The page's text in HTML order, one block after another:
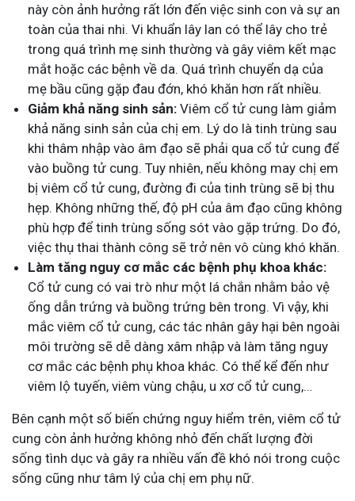
này còn ảnh hưởng rất lớn đến việc sinh con và sự an
toàn của thai nhi. Vi khuẩn lây lan có thể lây cho trẻ
trong quá trình mẹ sinh thường và gây viêm kết mạc
mắt hoặc các bệnh về da. Quá trình chuyển dạ của
mẹ bầu cũng gặp đau đớn, khó khăn hơn rất nhiều.
Giảm khả năng sinh sản: Viêm cổ tử cung làm giảm
khả năng sinh sản của chị em. Lý do là tinh trùng sau
khi thâm nhập vào âm đạo sẽ phải qua cổ tử cung để
vào buồng tử cung. Tuy nhiên, nếu không may chị em
bị viêm cổ tử cung, đường đi của tinh trùng sẽ bị thu
hẹp. Không những thế, độ pH của âm đạo cũng không
phù hợp để tinh trùng sống sót vào gặp trứng. Do đó,
việc thụ thai thành công sẽ trở nên vô cùng khó khăn.
Làm tăng nguy cơ mắc các bệnh phụ khoa khác:
Cổ tử cung có vai trò như một lá chắn nhằm bảo vệ
ống dẫn trứng và buồng trứng bên trong. Vì vậy, khi
mắc viêm cổ tử cung, các tác nhân gây hại bên ngoài
môi trường sẽ dễ dàng xâm nhập và làm tăng nguy
cơ mắc các bệnh phụ khoa khác. Có thể kể đến như
viêm lộ tuyến, viêm vùng chậu, u xơ cổ tử cung,…
Bên cạnh một số biến chứng nguy hiểm trên, viêm cổ tử
cung còn ảnh hưởng không nhỏ đến chất lượng đời
sống tình dục và gây ra nhiều vấn đề khó nói trong cuộc
sống cũng như tâm lý của chị em phụ nữ.